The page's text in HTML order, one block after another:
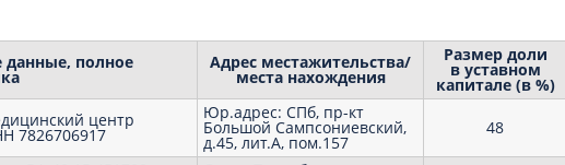
данные, полное Адрес местажительства/
места нахождения
Размер доли
в уставном
капитале (в %)
центр
7826706917
Юр.адрес: СПб, пр-кт
Большой Сампсониевский,
д.45, лит.А, пом.157
48